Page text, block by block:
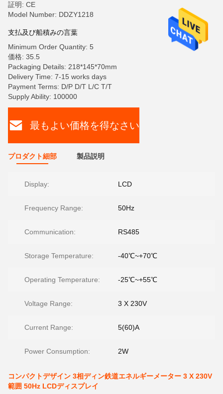
証明: CE
Model Number: DDZY1218
支払及び船積みの言葉
Minimum Order Quantity: 5
価格: 35.5
Packaging Details: 218*145*70mm
Delivery Time: 7-15 works days
Payment Terms: D/P D/T L/C T/T
Supply Ability: 100000
最もよい価格を得なさい
プロダクト細部 製品説明
Display: LCD
Frequency Range: 50Hz
Communication: RS485
Storage Temperature: -40℃~+70℃
Operating Temperature: -25℃~+55℃
Voltage Range: 3 X 230V
Current Range: 5(60)A
Power Consumption: 2W
コンパクトデザイン 3相ディン鉄道エネルギーメーター 3 X 230V
範囲 50Hz LCDディスプレイ